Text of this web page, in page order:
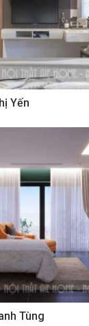
Yến
Tùng